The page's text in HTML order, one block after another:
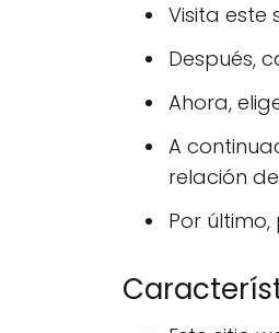
Visita este
Después,
Ahora,
A
relación
Por